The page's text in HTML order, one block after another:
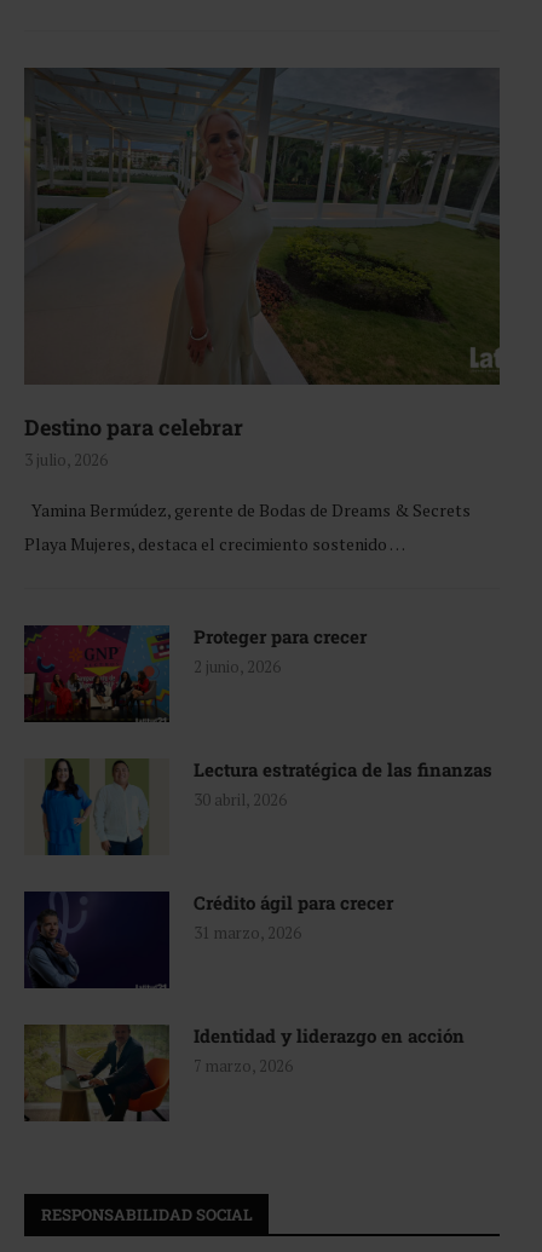
Destino para celebrar
3 julio, 2026
Yamina Bermúdez, gerente de Bodas de Dreams & Secrets
Playa Mujeres, destaca el crecimiento sostenido …
Proteger para crecer
2 junio, 2026
Lectura estratégica de las finanzas
30 abril, 2026
Crédito ágil para crecer
31 marzo, 2026
Identidad y liderazgo en acción
7 marzo, 2026
RESPONSABILIDAD SOCIAL